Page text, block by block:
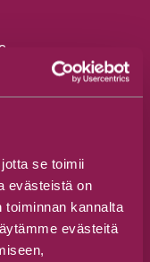
se toimii
evästeistä on
kannalta
evästeitä